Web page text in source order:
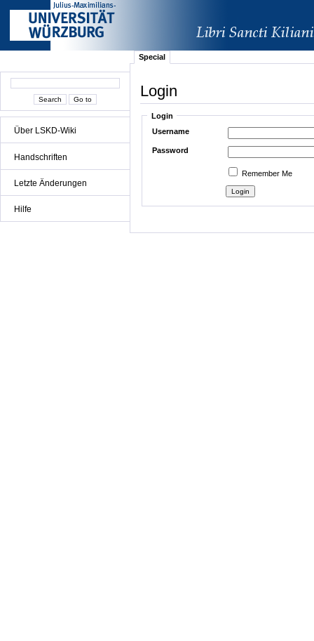
Über LSKD-Wiki
Handschriften
Letzte Änderungen
Hilfe
Special
Login
Login
Username
Password
Remember Me